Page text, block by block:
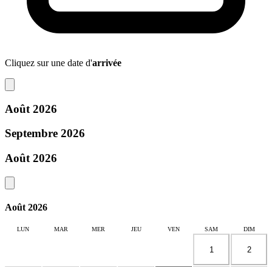
Cliquez sur une date d'arrivée
Août 2026
Septembre 2026
Août 2026
Août 2026
LUN MAR MER JEU VEN SAM DIM
1 2